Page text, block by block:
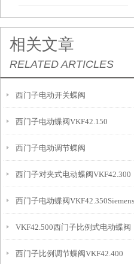
相关文章
RELATED ARTICLES
西门子电动开关蝶阀
VKF42.100+SQL321B50
西门子电动蝶阀VKF42.150
西门子电动调节蝶阀
VKF42.200+SQL361B150
西门子对夹式电动蝶阀VKF42.300
西门子电动蝶阀VKF42.350Siemens
VKF42.500西门子比例式电动蝶阀
西门子比例调节蝶阀VKF42.400